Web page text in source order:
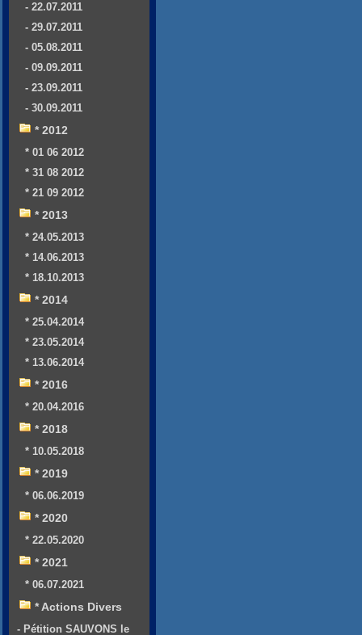
- 22.07.2011
- 29.07.2011
- 05.08.2011
- 09.09.2011
- 23.09.2011
- 30.09.2011
* 2012
* 01 06 2012
* 31 08 2012
* 21 09 2012
* 2013
* 24.05.2013
* 14.06.2013
* 18.10.2013
* 2014
* 25.04.2014
* 23.05.2014
* 13.06.2014
* 2016
* 20.04.2016
* 2018
* 10.05.2018
* 2019
* 06.06.2019
* 2020
* 22.05.2020
* 2021
* 06.07.2021
* Actions Divers
- Pétition SAUVONS le